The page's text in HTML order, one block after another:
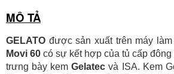
Chủ TK:
Nguyễn Văn Tuấn
1986 883 888
MÔ TẢ
GELATO được sản xuất trên máy
Movi 60 có sự kết hợp của tủ cấp đông
trưng bày kemGelatec và ISA. Kem